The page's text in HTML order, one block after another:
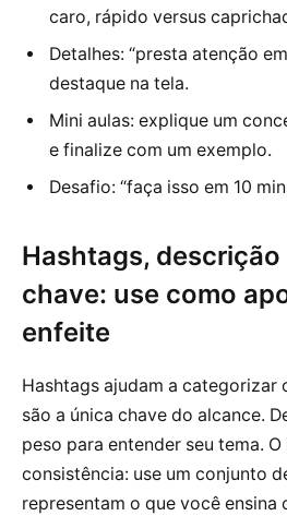
caro, rápido versus
Detalhes: “presta atenção
destaque na tela.
Mini aulas: explique um
e finalize com um exemplo.
Desafio: “faça isso em 10
Hashtags,
chave: use como
enfeite
Hashtags ajudam a categorizar
são a única chave do alcance.
peso para entender seu tema.
consistência: use um conjunto
representam o que você ensina